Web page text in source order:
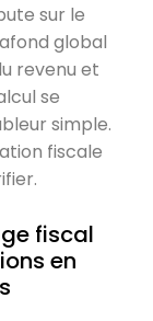
sur le
global
revenu et
se
simple.
fiscale
fiscal
en